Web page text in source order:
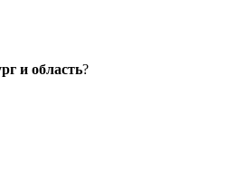
и область?